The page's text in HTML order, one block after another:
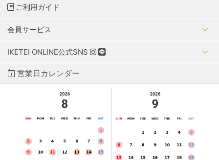
ご利用ガイド
会員サービス
IKETEI ONLINE公式SNS
営業日カレンダー